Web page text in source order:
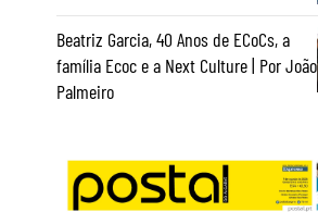
Beatriz Garcia, 40 Anos de ECoCs, a
família Ecoc e a Next Culture | Por João
Palmeiro